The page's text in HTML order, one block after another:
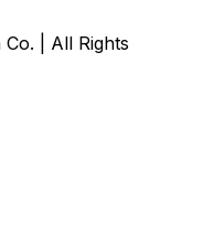
| All Rights